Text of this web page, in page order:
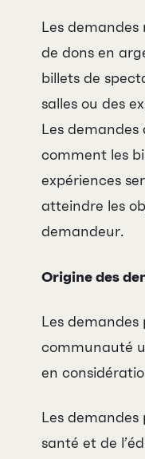
Les
de dons en
billets de
salles ou des
Les
comment les
expériences
atteindre les
demandeur.
Origine des
Les
communauté
en
Les
santé et de